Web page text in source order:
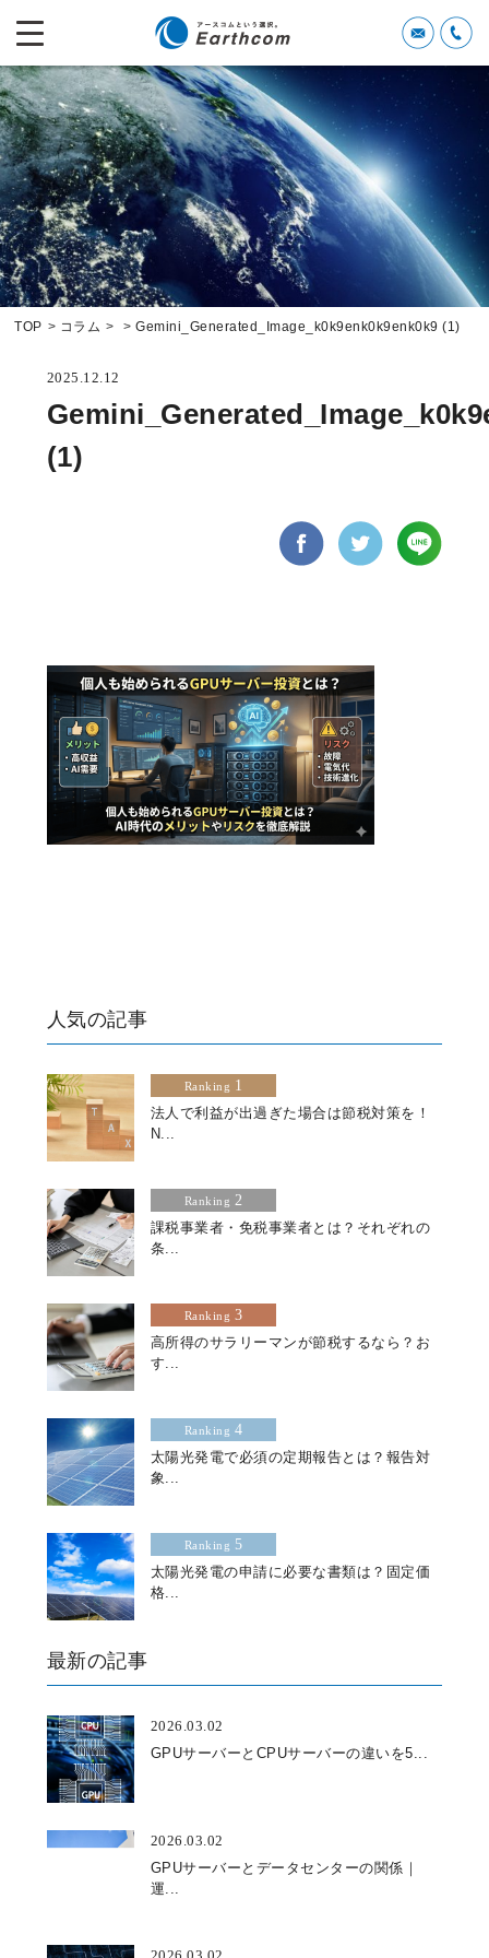
TOP コラム Gemini_Generated_Image_k0k9enk0k9enk0k9 (1)
2025.12.12
(1)
人気の記事
Ranking 1
法人で利益が出過ぎた場合は節税対策を！
N...
Ranking 2
課税事業者・免税事業者とは？それぞれの
条...
Ranking 3
高所得のサラリーマンが節税するなら？お
す...
Ranking 4
太陽光発電で必須の定期報告とは？報告対
象...
Ranking 5
太陽光発電の申請に必要な書類は？固定価
格...
最新の記事
2026.03.02
GPUサーバーとCPUサーバーの違いを5...
2026.03.02
GPUサーバーとデータセンターの関係｜
運...